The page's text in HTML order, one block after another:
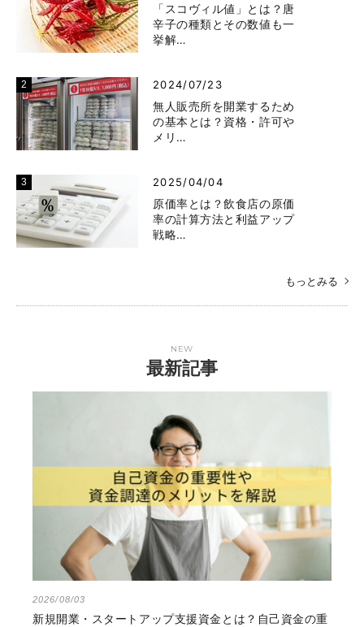
「スコヴィル値」とは？唐
辛子の種類とその数値も一
挙解…
2024/07/23
無人販売所を開業するため
の基本とは？資格・許可や
メリ…
2025/04/04
原価率とは？飲食店の原価
率の計算方法と利益アップ
戦略…
もっとみる
NEW
最新記事
2026/08/03
新規開業・スタートアップ支援資金とは？自己資金の重